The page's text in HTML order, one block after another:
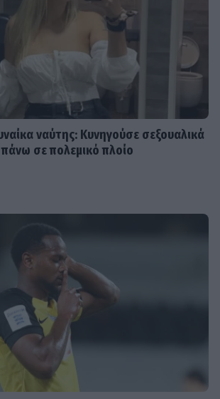
ναύτης: Κυνηγούσε σεξουαλικά
σε πολεμικό πλοίο